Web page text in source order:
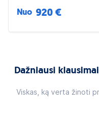
Nuo 920 €
Dažniausi klausimai
Viskas, ką verta žinoti